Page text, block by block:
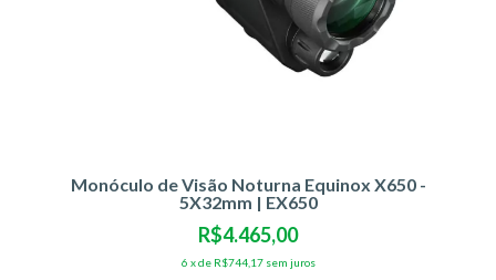
Monóculo de Visão Noturna Equinox X650 -
5X32mm | EX650
R$4.465,00
6 xde R$744,17 sem juros